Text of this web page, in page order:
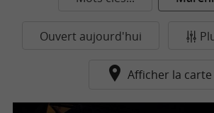
Ouvert aujourd'hui
Afficher la carte